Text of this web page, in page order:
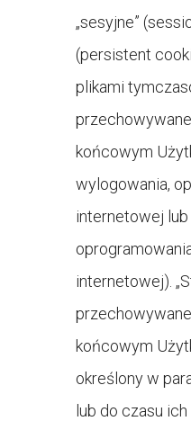
„sesyjne”
(persistent
plikami
końcowym
wylogowania,
internetowej lub
internetowej).
końcowym
określony w
lub do czasu